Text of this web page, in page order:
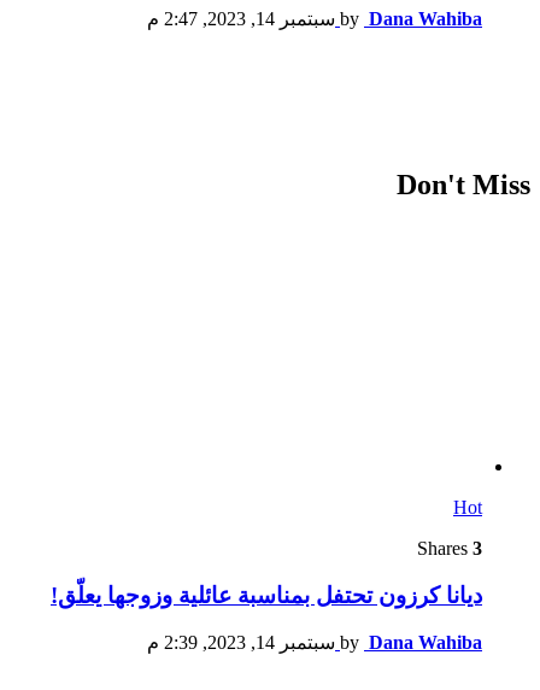
by Dana Wahiba سبتمبر 14, 2023, 2:47 م
Don't Miss
Hot
3
ديانا كرزون تحتفل بمناسبة عائلية وزوجها يعلّق!
by Dana Wahiba سبتمبر 14, 2023, 2:39 م